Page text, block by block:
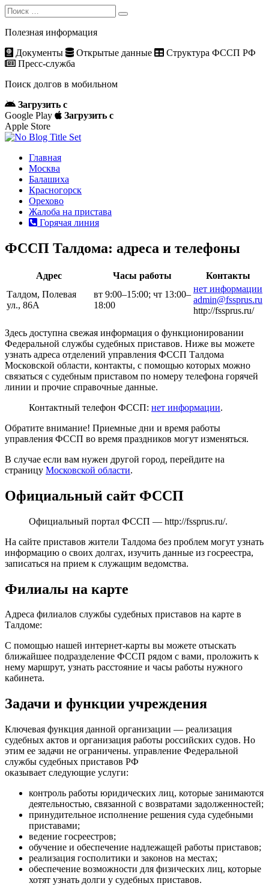
Search
for:
Search
Полезная информация
Документы
Открытые данные
Структура ФССП РФ
Пресс-служба
Поиск долгов в мобильном
Загрузить с
Google Play
Загрузить с
Apple Store
Главная
Москва
Балашиха
Красногорск
Орехово
Жалоба на пристава
Горячая линия
ФССП Талдома: адреса и телефоны
Адрес Часы работы
Контакты
Талдом, Полевая
ул., 86А
вт 9:00–15:00; чт 13:00–
18:00
нет информации
admin@fssprus.ru
http://fssprus.ru/
Здесь доступна свежая информация о функционировании
Федеральной службы судебных приставов. Ниже вы можете
узнать адреса отделений управления ФССП Талдома
Московской области, контакты, с помощью которых можно
связаться с судебным приставом по номеру телефона горячей
линии и прочие справочные данные.
Контактный телефон ФССП: нет информации.
Обратите внимание! Приемные дни и время работы
управления ФССП во время праздников могут изменяться.
В случае если вам нужен другой город, перейдите на
страницу Московской области.
Официальный сайт ФССП
Официальный портал ФССП — http://fssprus.ru/.
На сайте приставов жители Талдома без проблем могут узнать
информацию о своих долгах, изучить данные из госреестра,
записаться на прием к служащим ведомства.
Филиалы на карте
Адреса филиалов службы судебных приставов на карте в
Талдоме:
С помощью нашей интернет-карты вы можете отыскать
ближайшее подразделение ФССП рядом с вами, проложить к
нему маршрут, узнать расстояние и часы работы нужного
кабинета.
Задачи и функции учреждения
Ключевая функция данной организации — реализация
судебных актов и организация работы российских судов. Но
этим ее задачи не ограничены. управление Федеральной
службы судебных приставов РФ
оказывает следующие услуги:
контроль работы юридических лиц, которые занимаются
деятельностью, связанной с возвратами задолженностей;
принудительное исполнение решения суда судебными
приставами;
ведение госреестров;
обучение и обеспечение надлежащей работы приставов;
реализация госполитики и законов на местах;
обеспечение возможности для физических лиц, которые
хотят узнать долги у судебных приставов.